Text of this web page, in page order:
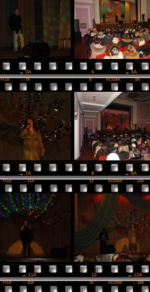
→ 3A 4 → 4A
FUJI → 7A 8 KODAK → 8A
→ 7A 8 → 8A
FUJI → 11A 12 KODAK → 12A
→ 11A 12 → 12A
FUJI → 15A 16 KODAK → 16A